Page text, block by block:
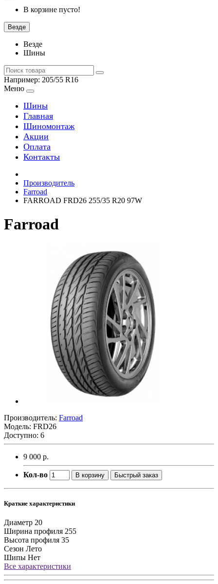
В корзине пусто!
Везде
Везде
Шины
Например: 205/55 R16
Меню
Шины
Главная
Шиномонтаж
Акции
Оплата
Контакты
Производитель
Farroad
FARROAD FRD26 255/35 R20 97W
Farroad
Производитель: Farroad
Модель: FRD26
Доступно: 6
9 000 р.
Кол-во В корзину Быстрый заказ
Краткие характеристики
Диаметр 20
Ширина профиля 255
Высота профиля 35
Сезон Лето
Шипы Нет
Все характеристики